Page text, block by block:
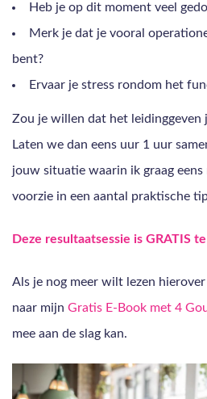
Heb je op dit moment veel
Merk je dat je vooral
bent?
Ervaar je stress rondom het
Zou je willen dat het leidinggeven
Laten we dan eens uur 1 uur
jouw situatie waarin ik graag eens
voorzie in een aantal praktische
Deze resultaatsessie is GRATIS
Als je nog meer wilt lezen
naar mijn Gratis E-Book met 4
mee aan de slag kan.